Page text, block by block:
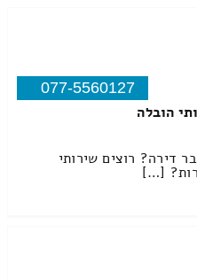
077-5560127
הובלה
דירה? רוצים שירותי
[…]